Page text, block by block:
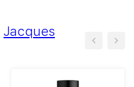
Jacques